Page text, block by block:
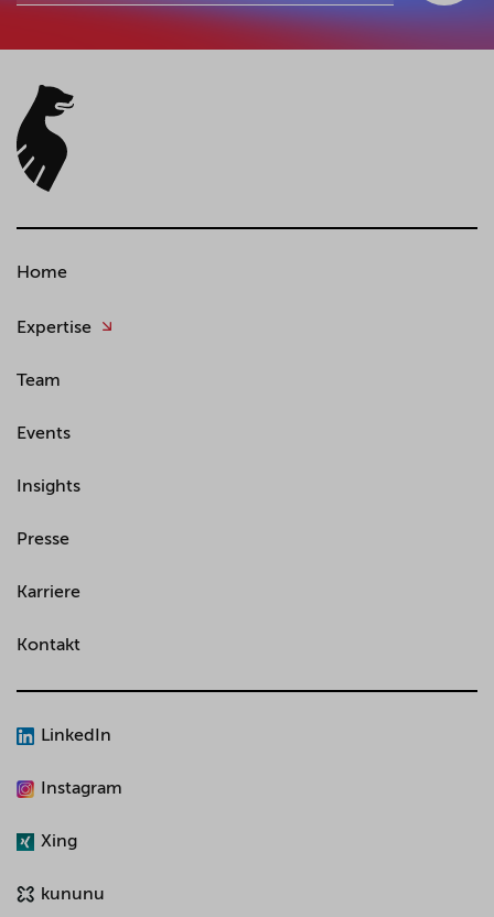
Home
Expertise
Team
Events
Insights
Presse
Karriere
Kontakt
LinkedIn
Instagram
Xing
kununu